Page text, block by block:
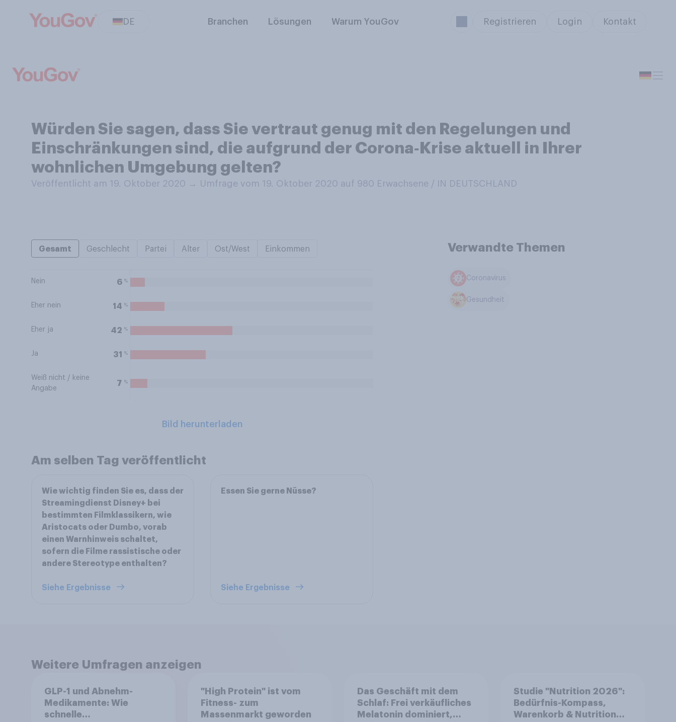
DE Branchen Lösungen Warum YouGov Registrieren Login Kontakt
Würden Sie sagen, dass Sie vertraut genug mit den Regelungen und
Einschränkungen sind, die aufgrund der Corona‑Krise aktuell in Ihrer
wohnlichen Umgebung gelten?
Veröffentlicht am 19. Oktober 2020 → Umfrage vom 19. Oktober 2020 auf 980 Erwachsene / IN DEUTSCHLAND
Gesamt Geschlecht Partei Alter Ost/West Einkommen
Nein 6 %
Eher nein 14 %
Eher ja 42 %
Ja 31 %
Weiß nicht / keine
Angabe
7 %
Bild herunterladen
Verwandte Themen
Coronavirus
Gesundheit
Am selben Tag veröffentlicht
Wie wichtig finden Sie es, dass der
Streamingdienst Disney+ bei
bestimmten Filmklassikern, wie
Aristocats oder Dumbo, vorab
einen Warnhinweis schaltet,
sofern die Filme rassistische oder
andere Stereotype enthalten?
Siehe Ergebnisse
Essen Sie gerne Nüsse?
Siehe Ergebnisse
Weitere Umfragen anzeigen
GLP-1 und Abnehm-
Medikamente: Wie
schnelle
"High Protein" ist vom
Fitness- zum
Massenmarkt geworden
Das Geschäft mit dem
Schlaf: Frei verkäufliches
Melatonin dominiert,
Studie "Nutrition 2026":
Bedürfnis-Kompass,
Warenkorb & Nutrition